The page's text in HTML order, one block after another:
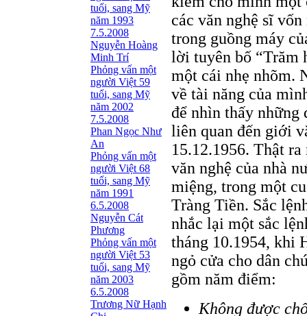
tuổi, sang Mỹ
năm 1993
7.5.2008
Nguyễn Hoàng
Minh Trí
Phỏng vấn một
người Việt 59
tuổi, sang Mỹ
năm 2002
7.5.2008
Phan Ngọc Như
An
Phỏng vấn một
người Việt 68
tuổi, sang Mỹ
năm 1991
6.5.2008
Nguyễn Cát
Phương
Phỏng vấn một
người Việt 53
tuổi, sang Mỹ
năm 2003
6.5.2008
Trương Nữ Hạnh
các văn nghệ sĩ
trong guồng máy
lời tuyên bố “Trăm
một cái nhẹ nhõm.
về tài năng của
để nhìn thấy những
liên quan đến giới
15.12.1956. Thật
văn nghệ của nhà
miệng, trong một
Tràng Tiền. Sắc
nhắc lại một sắc
tháng 10.1954, khi
ngỏ cửa cho dân
gồm năm điểm:
Không được